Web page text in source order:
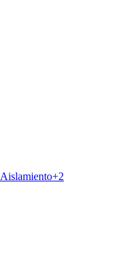
Aislamiento+2